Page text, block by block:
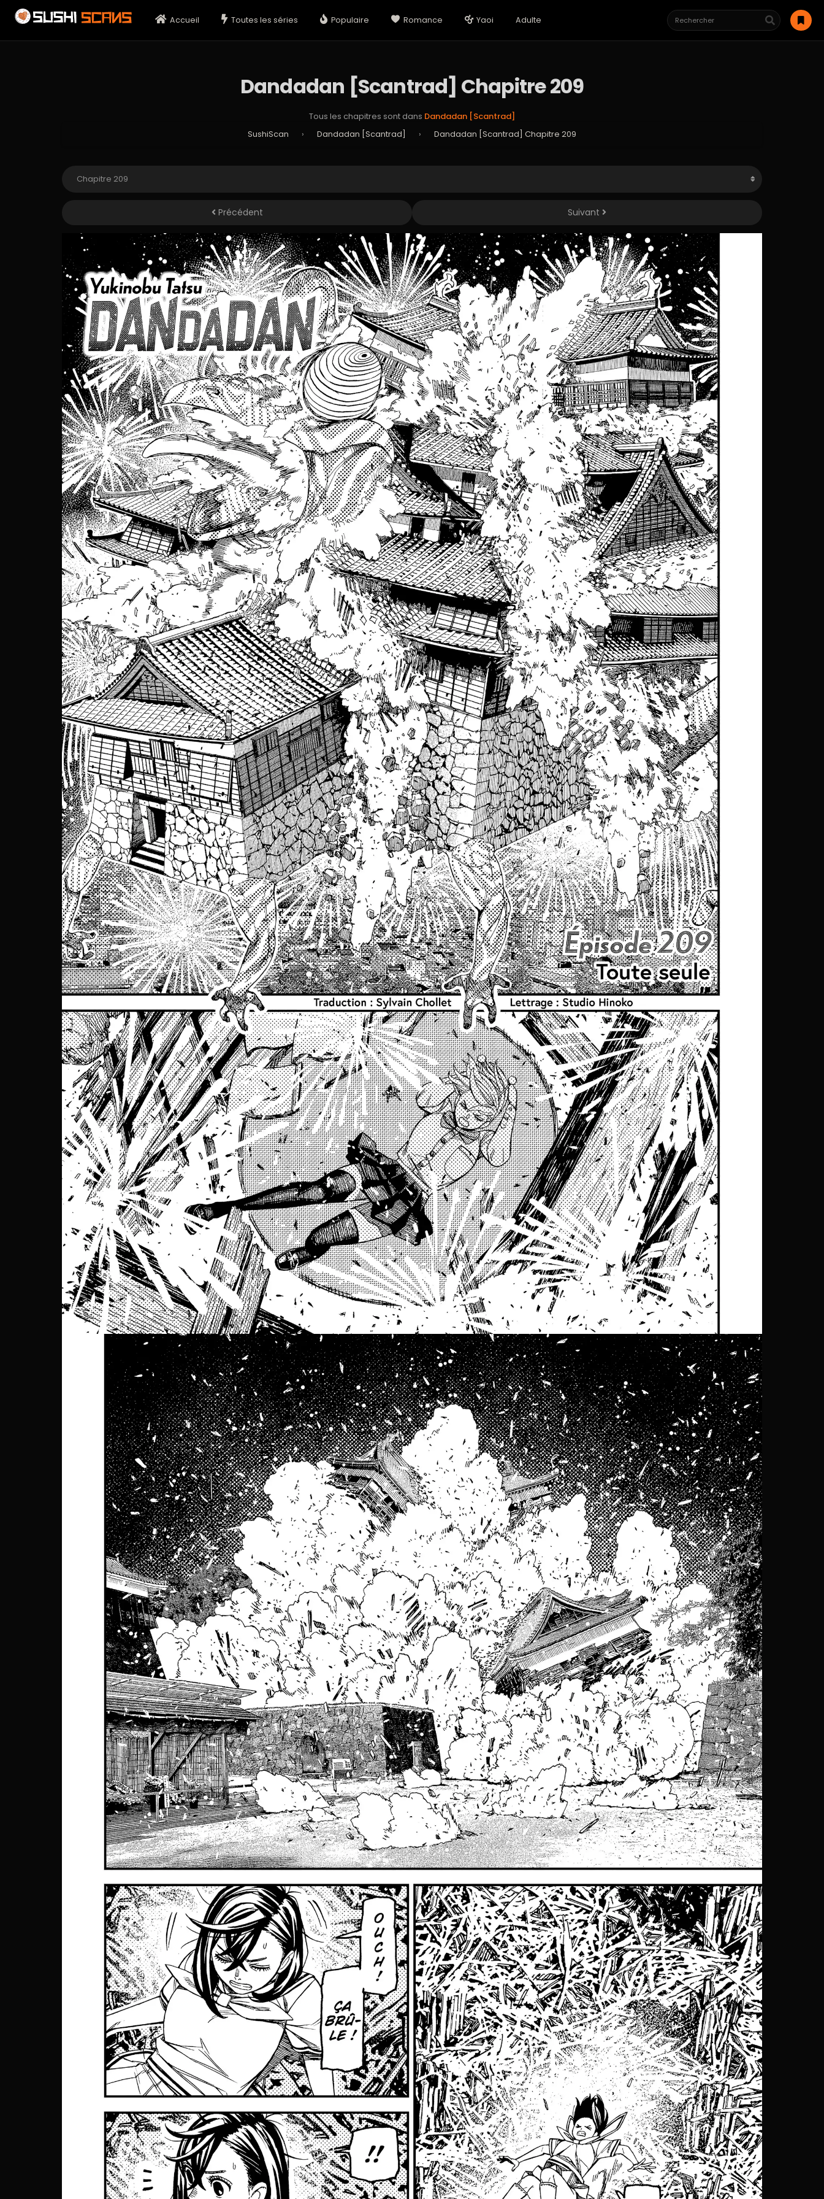
Accueil Toutes les séries Populaire Romance Yaoi Adulte
Dandadan [Scantrad] Chapitre 209
Tous les chapitres sont dans Dandadan [Scantrad]
SushiScan
› Dandadan [Scantrad] › Dandadan [Scantrad] Chapitre 209
Précédent Suivant